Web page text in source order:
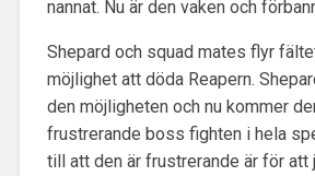
nannat. Nu är den vaken och
Shepard och squad mates flyr
möjlighet att döda Reapern.
den möjligheten och nu kommer
frustrerande boss fighten i hela
till att den är frustrerande är för att